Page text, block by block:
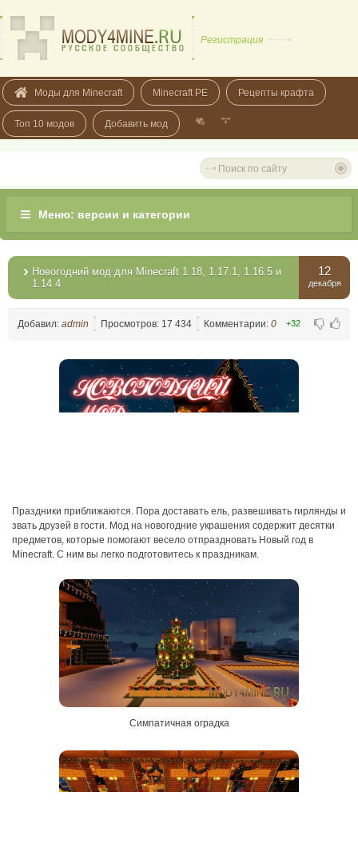
Регистрация
Моды для Minecraft Minecraft PE Рецепты крафта
Топ 10 модов Добавить мод
Новогодний мод для Minecraft 1.18, 1.17.1, 1.16.5 и
1.14.4
12
декабря
Добавил: admin Просмотров: 17 434 Комментарии: 0 +32
Праздники приближаются. Пора доставать ель, развешивать гирлянды и
звать друзей в гости. Мод на новогодние украшения содержит десятки
предметов, которые помогают весело отпраздновать Новый год в
Minecraft. С ним вы легко подготовитесь к праздникам.
Симпатичная оградка